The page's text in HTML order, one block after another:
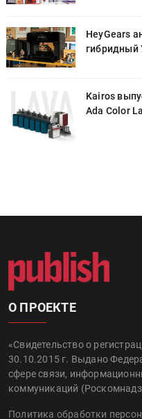
HeyGears
гибридный
Kairos
Ada Color
О ПРОЕКТЕ
«Свидетельство о
30.10.2015 г. Выдано
сфере связи,
коммуникаций
Политика обработки